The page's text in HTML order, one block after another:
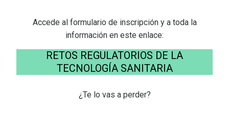
Accede al formulario de inscripción y a toda la
información en este enlace:
RETOS REGULATORIOS DE LA
TECNOLOGÍA SANITARIA
¿Te lo vas a perder?